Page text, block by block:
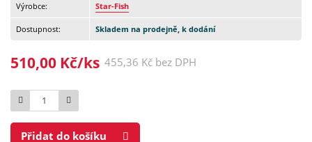
Výrobce: Star-Fish
Dostupnost: Skladem na prodejně, k dodání
510,00 Kč/ks 455,36 Kč bez DPH
Počet
Přidat do košíku